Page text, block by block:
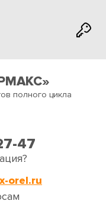
полного цикла
47
orel.ru